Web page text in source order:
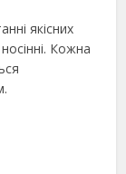
якісних
Кожна